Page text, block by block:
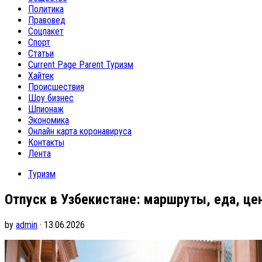
Политика
Правовед
Соцпакет
Спорт
Статьи
Current Page Parent Туризм
Хайтек
Происшествия
Шоу бизнес
Шпионаж
Экономика
Онлайн карта коронавируса
Контакты
Лента
Туризм
Отпуск в Узбекистане: маршруты, еда,
by admin · 13.06.2026